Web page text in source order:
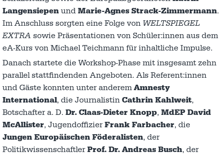
Langensiepen und Marie-Agnes Strack-Zimmermann.
Im Anschluss sorgten eine Folge von WELTSPIEGEL
EXTRA sowie Präsentationen von Schüler:innen aus dem
eA-Kurs von Michael Teichmann für inhaltliche Impulse.
Danach startete die Workshop-Phase mit insgesamt zehn
parallel stattfindenden Angeboten. Als Referent:innen
und Gäste konnten unter anderem Amnesty
International, die Journalistin Cathrin Kahlweit,
Botschafter a. D. Dr. Claas-Dieter Knopp, MdEP David
McAllister, Jugendoffizier Frank Farbacher, die
Jungen Europäischen Föderalisten, der
Politikwissenschaftler Prof. Dr. Andreas Busch, der